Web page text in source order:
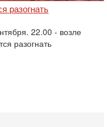
разогнать
22.00 - возле
разогнать